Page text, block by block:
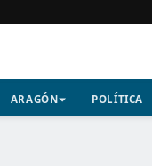
ARAGÓN POLÍTICA